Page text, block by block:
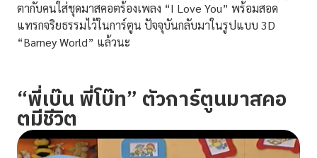
ตากับคนใส่ชุดมาสคอตร้องเพลง “I Love You” พร้อมสอด
แทรกจริยธรรมไว้ในการ์ตูน ปัจจุบันกลับมาในรูปแบบ 3D
“Barney World” แล้วนะ
“พี่เบ๊น พี่โบ๊ท” ตัวการ์ตูนมาสคอ
ตมีชีวิต